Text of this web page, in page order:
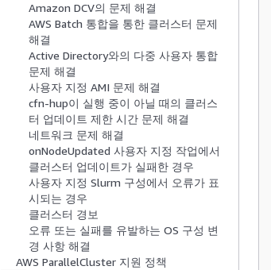
Amazon DCV의 문제 해결
AWS Batch 통합을 통한 클러스터 문제
해결
Active Directory와의 다중 사용자 통합
문제 해결
사용자 지정 AMI 문제 해결
cfn-hup이 실행 중이 아닐 때의 클러스
터 업데이트 제한 시간 문제 해결
네트워크 문제 해결
onNodeUpdated 사용자 지정 작업에서
클러스터 업데이트가 실패한 경우
사용자 지정 Slurm 구성에서 오류가 표
시되는 경우
클러스터 경보
오류 또는 실패를 유발하는 OS 구성 변
경 사항 해결
AWS ParallelCluster 지원 정책